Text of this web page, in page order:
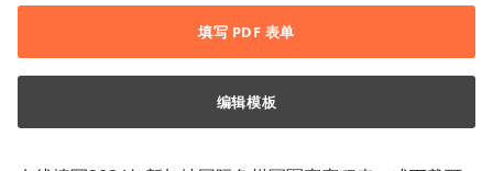
填写 PDF 表单
编辑模板